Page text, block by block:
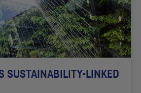
SUSTAINABILITY-LINKED